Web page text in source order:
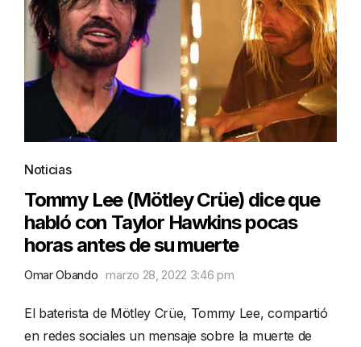
Noticias
Tommy Lee (Mötley Crüe) dice que
habló con Taylor Hawkins pocas
horas antes de su muerte
Omar Obando marzo 28, 2022 3:46 pm
El baterista de Mötley Crüe, Tommy Lee, compartió
en redes sociales un mensaje sobre la muerte de